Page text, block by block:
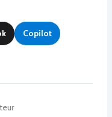
Copilot